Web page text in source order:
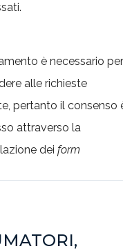
è necessario per
alle richieste
pertanto il consenso
attraverso la
dei form